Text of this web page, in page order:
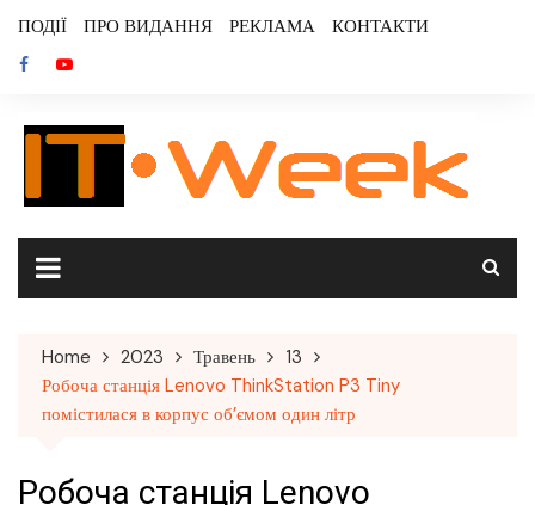
content
ПОДІЇ ПРО ВИДАННЯ РЕКЛАМА КОНТАКТИ
Home 2023 Травень
13
Робоча станція Lenovo ThinkStation P3 Tiny
помістилася в корпус об’ємом один літр
Робоча станція Lenovo